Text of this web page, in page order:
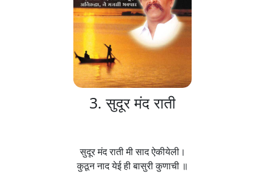
3. सुदूर मंद राती
सुदूर मंद राती मी साद ऐकीयेली।
कुठून नाद येई ही बासुरी कुणाची ॥